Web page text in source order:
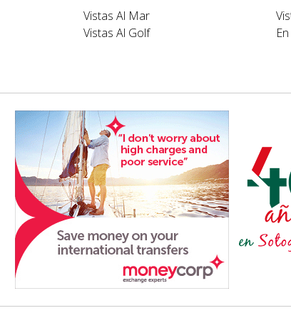
Vistas Al Mar
Vistas Al Golf